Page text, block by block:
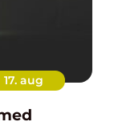
17. aug